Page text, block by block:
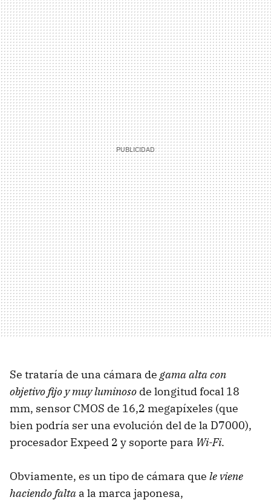
Se trataría de una cámara de gama alta con
objetivo fijo y muy luminoso de longitud focal 18
mm, sensor CMOS de 16,2 megapíxeles (que
bien podría ser una evolución del de la D7000),
procesador Expeed 2 y soporte para Wi-Fi.
Obviamente, es un tipo de cámara que le viene
haciendo falta a la marca japonesa,